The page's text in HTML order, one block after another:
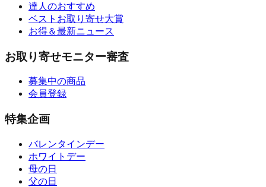
達人のおすすめ
ベストお取り寄せ大賞
お得＆最新ニュース
お取り寄せモニター審査
募集中の商品
会員登録
特集企画
バレンタインデー
ホワイトデー
母の日
父の日